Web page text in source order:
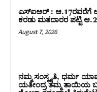
ಎಸ್‌ಐಆರ್‌ : ಆ.17ರವರೆಗೆ
ಕರಡು ಮತದಾರರ ಪಟ್ಟಿ
August 7, 2026
ನಮ್ಮ ಸಂಸ್ಕೃತಿ, ಧರ್ಮ
ಯತೀಂದ್ರ ತಮ್ಮ ತಾಯಿಯ